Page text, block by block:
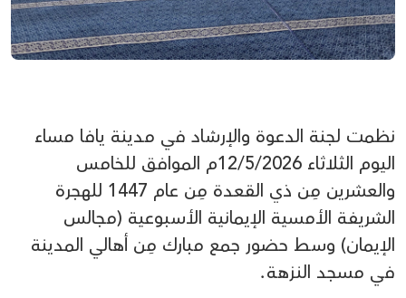
نظمت لجنة الدعوة والإرشاد في مدينة يافا مساء
اليوم الثلاثاء 12/5/2026م الموافق للخامس
والعشرين مِن ذي القعدة مِن عام 1447 للهجرة
الشريفة الأمسية الإيمانية الأسبوعية (مجالس
الإيمان) وسط حضور جمع مبارك مِن أهالي المدينة
في مسجد النزهة.